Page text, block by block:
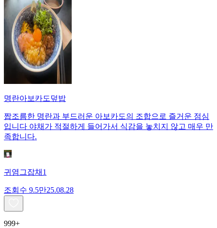
명란아보카도덮밥
짭조름한 명란과 부드러운 아보카도의 조합으로 즐거운 점심
입니다 야채가 적절하게 들어가서 식감을 놓치지 않고 매우 만
족합니다.
귀염그잡채1
조회수 9.5만25.08.28
999+